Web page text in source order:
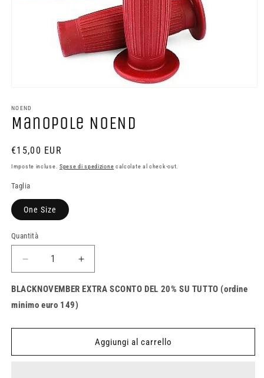
multimediali
1
in
NOEND
Manopole NOEND
Prezzo
di
€15,00 EUR
Imposte incluse. Spese di spedizione calcolate al check-out.
Taglia
One Size
Quantità
Quantità
Diminuisci
quantità
per
Manopole
Aumenta
quantità
per
BLACKNOVEMBER EXTRA SCONTO DEL 20% SU TUTTO (ordine
minimo euro 149)
Aggiungi al carrello